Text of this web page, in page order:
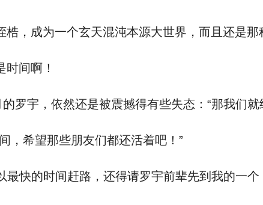
成为一个玄天混沌本源大世界，而且还是那
间啊！
宇，依然还是被震撼得有些失态：“那我们就
希望那些朋友们都还活着吧！”
快的时间赶路，还得请罗宇前辈先到我的一个